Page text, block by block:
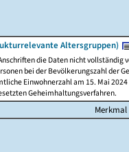
Altersgruppen)
die Daten nicht
bei der Bevölkerungszahl
Einwohnerzahl am 15. Mai
Geheimhaltungsverfahren.
Merkmal